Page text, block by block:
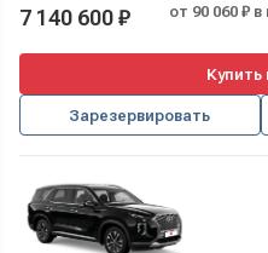
7 140 600 ₽ от 90 060 ₽
Купить
Зарезервировать